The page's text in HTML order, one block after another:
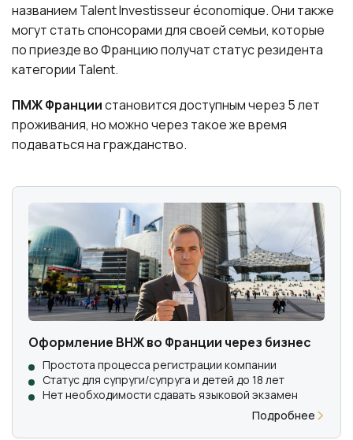
названием Talent Investisseur économique. Они также
могут стать спонсорами для своей семьи, которые
по приезде во Францию получат статус резидента
категории Talent.
ПМЖ Франциистановится доступным через 5 лет
проживания, но можно через такое же время
подаваться на гражданство.
Оформление ВНЖ во Франции через бизнес
Простота процесса регистрации компании
Статус для супруги/супруга и детей до 18 лет
Нет необходимости сдавать языковой экзамен
Подробнее